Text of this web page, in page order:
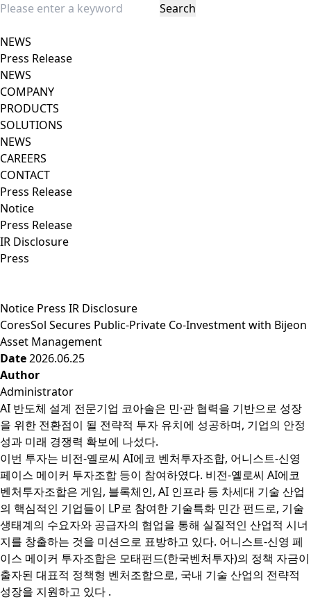
Search
Close popup
NEWS
Press Release
NEWS
COMPANY
PRODUCTS
SOLUTIONS
NEWS
CAREERS
CONTACT
Press Release
Notice
Press Release
IR Disclosure
Press
Notice Press IR Disclosure
CoresSol Secures Public-Private Co-Investment with Bijeon
Asset Management
Date2026.06.25
Author
Administrator
AI 반도체 설계 전문기업 코아솔은 민·관 협력을 기반으로 성장
을 위한 전환점이 될 전략적 투자 유치에 성공하며, 기업의 안정
성과 미래 경쟁력 확보에 나섰다.
이번 투자는 비전-옐로씨 AI에코 벤처투자조합, 어니스트-신영
페이스 메이커 투자조합 등이 참여하였다. 비전-옐로씨 AI에코
벤처투자조합은 게임, 블록체인, AI 인프라 등 차세대 기술 산업
의 핵심적인 기업들이 LP로 참여한 기술특화 민간 펀드로, 기술
생태계의 수요자와 공급자의 협업을 통해 실질적인 산업적 시너
지를 창출하는 것을 미션으로 표방하고 있다. 어니스트-신영 페
이스 메이커 투자조합은 모태펀드(한국벤처투자)의 정책 자금이
출자된 대표적 정책형 벤처조합으로, 국내 기술 산업의 전략적
성장을 지원하고 있다 .